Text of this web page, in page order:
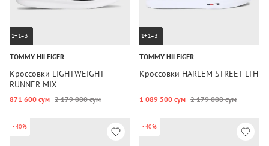
1+1=3
TOMMY HILFIGER
Кроссовки LIGHTWEIGHT
RUNNER MIX
871 600 сум 2 179 000 сум
1+1=3
TOMMY HILFIGER
Кроссовки HARLEM STREET LTH
1 089 500 сум 2 179 000 сум
-40% -40%